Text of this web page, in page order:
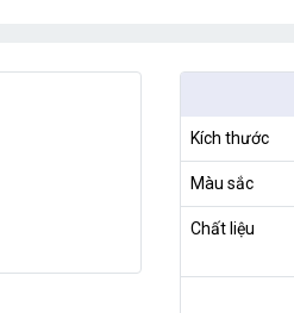
Kích thước
Màu sắc
Chất liệu